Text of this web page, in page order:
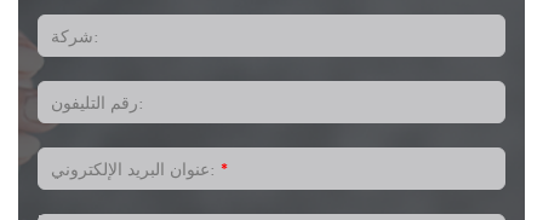
شركة:
رقم التليفون:
عنوان البريد الإلكتروني: *